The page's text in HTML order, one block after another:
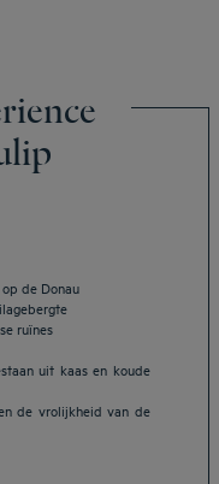
de Donau
ruïnes
uit kaas en koude
de vrolijkheid van de